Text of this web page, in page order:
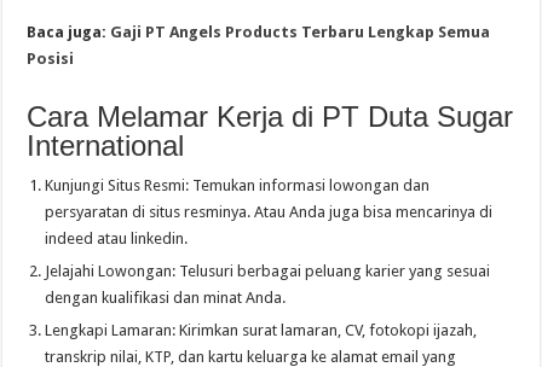
Baca juga: Gaji PT Angels Products Terbaru Lengkap Semua
Posisi
Cara Melamar Kerja di PT Duta Sugar
International
Kunjungi Situs Resmi: Temukan informasi lowongan dan
persyaratan di situs resminya. Atau Anda juga bisa mencarinya di
indeed atau linkedin.
Jelajahi Lowongan: Telusuri berbagai peluang karier yang sesuai
dengan kualifikasi dan minat Anda.
Lengkapi Lamaran: Kirimkan surat lamaran, CV, fotokopi ijazah,
transkrip nilai, KTP, dan kartu keluarga ke alamat email yang